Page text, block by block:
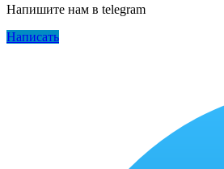
Напишите нам в telegram
Написать